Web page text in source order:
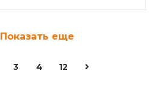
Показать еще
3 4 12